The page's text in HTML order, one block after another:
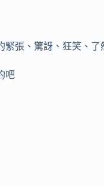
張、驚訝、狂笑、了
吧